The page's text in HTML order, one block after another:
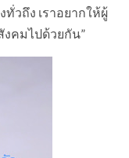
วถึง เราอยากให้ผู้
คมไปด้วยกัน”